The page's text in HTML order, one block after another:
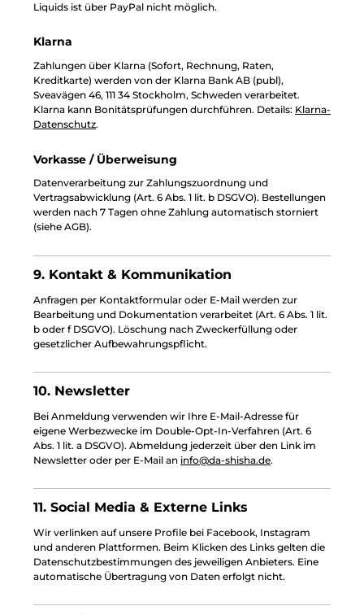
Liquids ist über PayPal nicht möglich.
Klarna
Zahlungen über Klarna (Sofort, Rechnung, Raten,
Kreditkarte) werden von der Klarna Bank AB (publ),
Sveavägen 46, 111 34 Stockholm, Schweden verarbeitet.
Klarna kann Bonitätsprüfungen durchführen. Details: Klarna-
Datenschutz.
Vorkasse / Überweisung
Datenverarbeitung zur Zahlungszuordnung und
Vertragsabwicklung (Art. 6 Abs. 1 lit. b DSGVO). Bestellungen
werden nach 7 Tagen ohne Zahlung automatisch storniert
(siehe AGB).
9. Kontakt & Kommunikation
Anfragen per Kontaktformular oder E-Mail werden zur
Bearbeitung und Dokumentation verarbeitet (Art. 6 Abs. 1 lit.
b oder f DSGVO). Löschung nach Zweckerfüllung oder
gesetzlicher Aufbewahrungspflicht.
10. Newsletter
Bei Anmeldung verwenden wir Ihre E-Mail-Adresse für
eigene Werbezwecke im Double-Opt-In-Verfahren (Art. 6
Abs. 1 lit. a DSGVO). Abmeldung jederzeit über den Link im
Newsletter oder per E-Mail an info@da-shisha.de.
11. Social Media & Externe Links
Wir verlinken auf unsere Profile bei Facebook, Instagram
und anderen Plattformen. Beim Klicken des Links gelten die
Datenschutzbestimmungen des jeweiligen Anbieters. Eine
automatische Übertragung von Daten erfolgt nicht.